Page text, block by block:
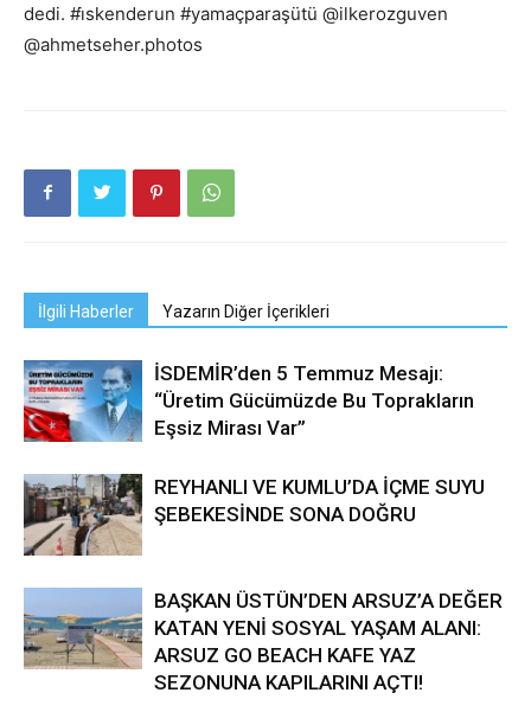
dedi. #i̇skenderun #yamaçparaşütü @ilkerozguven
@ahmetseher.photos
İlgili Haberler Yazarın Diğer İçerikleri
İSDEMİR’den 5 Temmuz Mesajı:
“Üretim Gücümüzde Bu Toprakların
Eşsiz Mirası Var”
REYHANLI VE KUMLU’DA İÇME SUYU
ŞEBEKESİNDE SONA DOĞRU
BAŞKAN ÜSTÜN’DEN ARSUZ’A DEĞER
KATAN YENİ SOSYAL YAŞAM ALANI:
ARSUZ GO BEACH KAFE YAZ
SEZONUNA KAPILARINI AÇTI!